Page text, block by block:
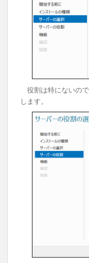
役割は特にないの
します。